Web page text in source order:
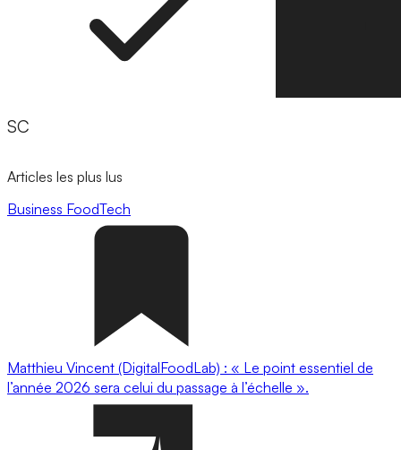
SC
Articles les plus lus
Business FoodTech
Matthieu Vincent (DigitalFoodLab) : « Le point essentiel de
l’année 2026 sera celui du passage à l’échelle ».